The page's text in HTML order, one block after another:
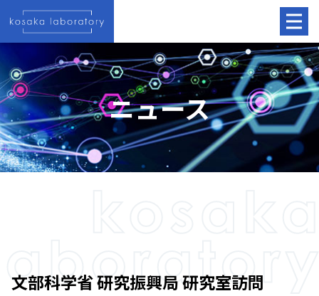
ニュース
文部科学省 研究振興局 研究室訪問